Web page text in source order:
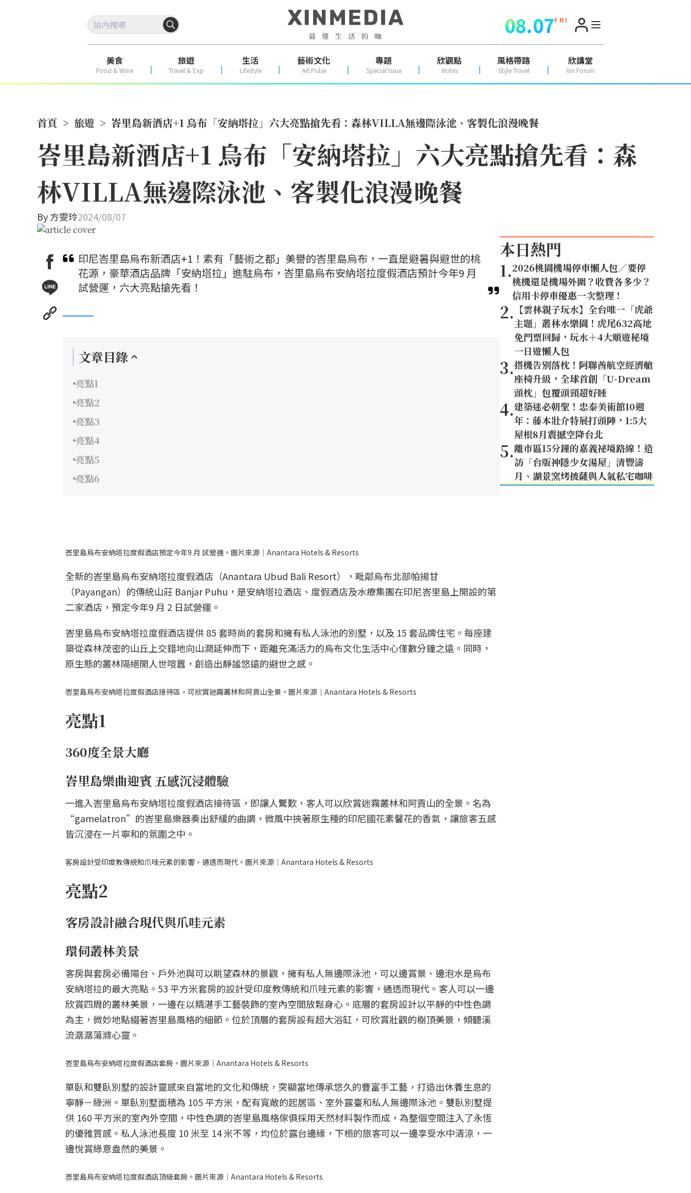
08.07F R I
美食
Food & Wine
旅遊
Travel & Exp
生活
Lifestyle
藝術文化
Art Pulse
專題
Special Issue
欣觀點
Notes
風格帶路
Style Travel
欣講堂
Xin Forum
首頁 > 旅遊 > 峇里島新酒店+1 烏布「安納塔拉」六大亮點搶先看：森林VILLA無邊際泳池、客製化浪漫晚餐
峇里島新酒店+1 烏布「安納塔拉」六大亮點搶先看：森
林VILLA無邊際泳池、客製化浪漫晚餐
By方雯玲2024/08/07
印尼峇里島烏布新酒店+1！素有「藝術之都」美譽的峇里島烏布，一直是避暑與避世的桃
花源，豪華酒店品牌「安納塔拉」進駐烏布，峇里島烏布安納塔拉度假酒店預計今年9 月
試營運，六大亮點搶先看！
文章目錄
亮點1
亮點2
亮點3
亮點4
亮點5
亮點6
峇里島烏布安納塔拉度假酒店預定今年9 月 試營運。圖片來源｜Anantara Hotels & Resorts
全新的峇里島烏布安納塔拉度假酒店（Anantara Ubud Bali Resort），毗鄰烏布北部帕揚甘
（Payangan）的傳統山莊 Banjar Puhu，是安納塔拉酒店、度假酒店及水療集團在印尼峇里島上開設的第
二家酒店，預定今年9 月 2 日試營運。
峇里島烏布安納塔拉度假酒店提供 85 套時尚的套房和擁有私人泳池的別墅，以及 15 套品牌住宅。每座建
築從森林茂密的山丘上交錯地向山澗延伸而下，距離充滿活力的烏布文化生活中心僅數分鐘之遠。同時，
原生態的叢林隔絕開人世喧囂，創造出靜謐悠遠的避世之感。
峇里島烏布安納塔拉度假酒店接待區，可欣賞迷霧叢林和阿貢山全景。圖片來源｜Anantara Hotels & Resorts
亮點1
360度全景大廳
峇里島樂曲迎賓 五感沉浸體驗
一進入峇里島烏布安納塔拉度假酒店接待區，即讓人驚歎，客人可以欣賞迷霧叢林和阿貢山的全景。名為
“gamelatron”的峇里島樂器奏出舒緩的曲調，微風中挾著原生種的印尼國花素馨花的香氣，讓旅客五感
皆沉浸在一片寧和的氛圍之中。
客房設計受印度教傳統和爪哇元素的影響，通透而現代。圖片來源｜Anantara Hotels & Resorts
亮點2
客房設計融合現代與爪哇元素
環伺叢林美景
客房與套房必備陽台、戶外池與可以眺望森林的景觀，擁有私人無邊際泳池，可以邊賞景、邊泡水是烏布
安納塔拉的最大亮點。53 平方米套房的設計受印度教傳統和爪哇元素的影響，通透而現代。客人可以一邊
欣賞四周的叢林美景，一邊在以精湛手工藝裝飾的室內空間放鬆身心。底層的套房設計以平靜的中性色調
為主，微妙地點綴著峇里島風格的細節。位於頂層的套房設有超大浴缸，可欣賞壯觀的樹頂美景，傾聽溪
流潺潺蕩滌心靈。
峇里島烏布安納塔拉度假酒店套房。圖片來源｜Anantara Hotels & Resorts
單臥和雙臥別墅的設計靈感來自當地的文化和傳統，突顯當地傳承悠久的豐富手工藝，打造出休養生息的
寧靜－綠洲。單臥別墅面積為 105 平方米，配有寬敞的起居區、室外露臺和私人無邊際泳池。雙臥別墅提
供 160 平方米的室內外空間，中性色調的峇里島風格傢俱採用天然材料製作而成，為整個空間注入了永恆
的優雅質感。私人泳池長度 10 米至 14 米不等，均位於露台邊緣，下榻的旅客可以一邊享受水中清涼，一
邊悅賞綠意盎然的美景。
峇里島烏布安納塔拉度假酒店頂級套房。圖片來源｜Anantara Hotels & Resorts
本日熱門
1.2026桃園機場停車懶人包／要停
桃機還是機場外圍？收費各多少？
信用卡停車優惠一次整理！
2. 【雲林親子玩水】全台唯一「虎爺
主題」叢林水樂園！虎尾632高地
免門票回歸，玩水＋4大順遊秘境
一日遊懶人包
3.搭機告別落枕！阿聯酋航空經濟艙
座椅升級，全球首創「U-Dream
頭枕」包覆頭頸超好睡
4.建築迷必朝聖！忠泰美術館10週
年：藤本壯介特展打頭陣，1:5大
屋根8月震撼空降台北
5.離市區15分鐘的嘉義祕境路線！造
訪「台版神隱少女湯屋」清豐濤
月、湖景窯烤披薩與人氣私宅咖啡